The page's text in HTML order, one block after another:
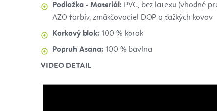
Podložka - Materiál: PVC, bez latexu (vhodné
AZO farbív, zmäkčovadiel DOP a ťažkých kovov
Korkový blok: 100 % korok
Popruh Asana: 100 % bavlna
VIDEO DETAIL